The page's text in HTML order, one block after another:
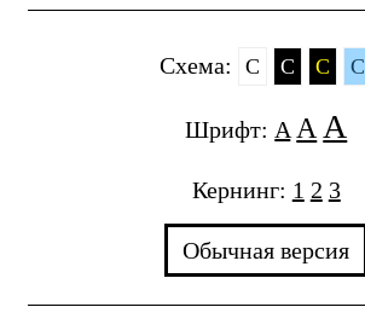
Cхема: C C C C
Шрифт: A A A
Кернинг: 1 2 3
Обычная версия